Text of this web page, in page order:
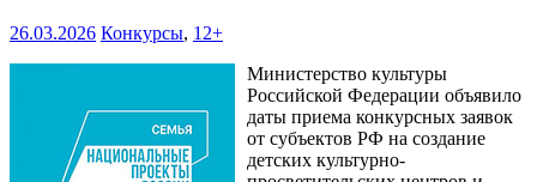
26.03.2026 Конкурсы, 12+
Министерство культуры
Российской Федерации объявило
даты приема конкурсных заявок
от субъектов РФ на создание
детских культурно-